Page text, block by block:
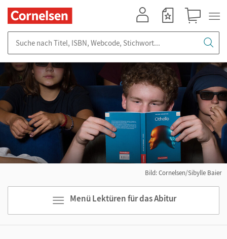
Menü Lektüren für das Abitur
Bild: Cornelsen/Sibylle Baier